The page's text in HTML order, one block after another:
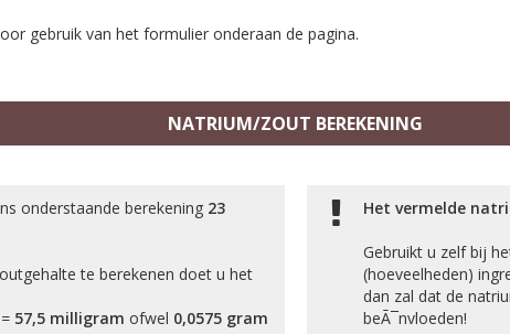
gebruik van het formulier onderaan de pagina.
NATRIUM/ZOUT BEREKENING
onderstaande berekening 23
te berekenen doet u het
57,5 milligram ofwel 0,0575 gram
Het vermelde
Gebruikt u zelf bij
(hoeveelheden)
dan zal dat de
beÃ¯nvloeden!